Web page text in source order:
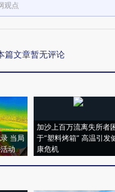
观点
篇文章暂无评论
当局
动
加沙上百万流离失所者
于“塑料烤箱” 高温引发
康危机